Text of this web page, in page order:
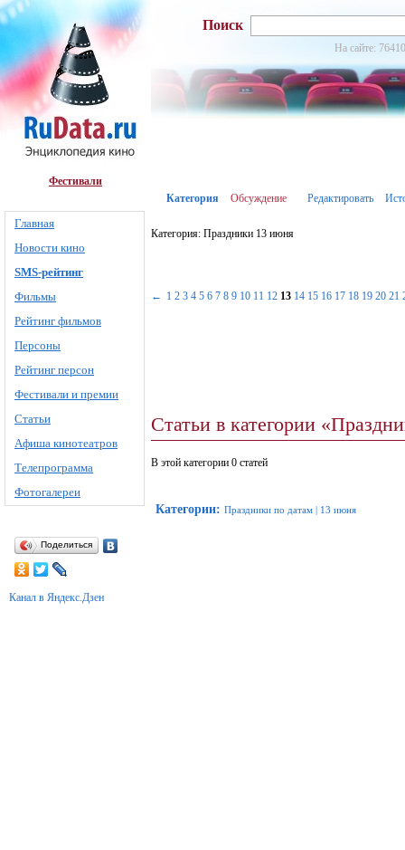
Фестивали
Главная
Новости кино
SMS-рейтинг
Фильмы
Рейтинг фильмов
Персоны
Рейтинг персон
Фестивали и премии
Статьи
Афиша кинотеатров
Телепрограмма
Фотогалереи
Поделиться
Канал в Яндекс.Дзен
Поиск
На сайте:
Категория Обсуждение Редактировать
Категория: Праздники 13 июня
← 1 2 3 4 5 6 7 8 9 10 11 12 13 14 15 16 17 18 19 20 21
Статьи в категории
В этой категории 0 статей
Категории: Праздники по датам | 13 июня